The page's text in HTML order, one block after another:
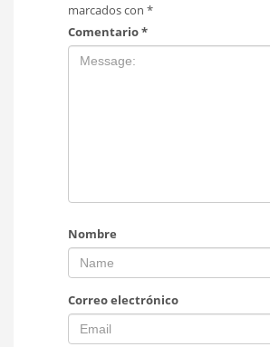
marcados con *
Comentario*
Nombre
Correo electrónico